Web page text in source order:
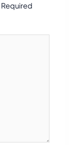
Required